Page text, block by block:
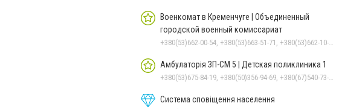
Военкомат в Кременчуге | Объединенный
городской военный комиссариат
+380(53)662-00-54, +380(53)663-51-71, +380(53)662-10-35
Амбулаторія ЗП-СМ 5 | Детская поликлиника 1
+380(53)675-84-19, +380(50)356-94-69, +380(67)540-73-87
Система сповіщення населення